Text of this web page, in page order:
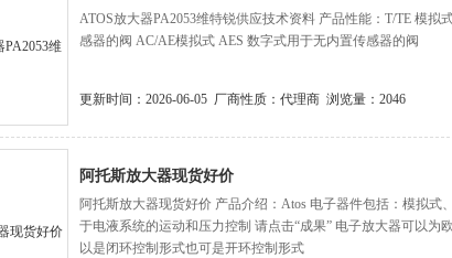
ATOS放大器PA2053维特锐供应技术资料 产品性能：T/TE 模拟
感器的阀 AC/AE模拟式 AES 数字式用于无内置传感器的阀
更新时间：2026-06-05 厂商性质：代理商 浏览量：2046
阿托斯放大器现货好价
阿托斯放大器现货好价 产品介绍：Atos 电子器件包括：模拟式
于电液系统的运动和压力控制 请点击“成果” 电子放大器可以为
以是闭环控制形式也可是开环控制形式